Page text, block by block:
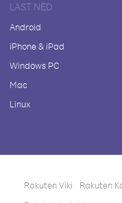
LAST NED
Android
iPhone & iPad
Windows PC
Mac
Linux
Rakuten Viki Rakuten